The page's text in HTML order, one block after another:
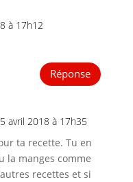
à 17h12
Réponse
avril 2018 à 17h35
ta recette. Tu en
la manges comme
recettes et si